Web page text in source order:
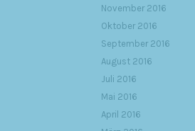
November 2016
Oktober 2016
September 2016
August 2016
Juli 2016
Mai 2016
April 2016